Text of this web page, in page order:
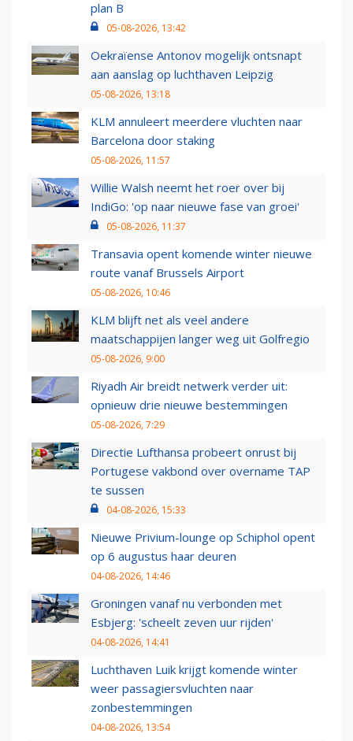
plan B
05-08-2026, 13:42
Oekraïense Antonov mogelijk ontsnapt
aan aanslag op luchthaven Leipzig
05-08-2026, 13:18
KLM annuleert meerdere vluchten naar
Barcelona door staking
05-08-2026, 11:57
Willie Walsh neemt het roer over bij
IndiGo: 'op naar nieuwe fase van groei'
05-08-2026, 11:37
Transavia opent komende winter nieuwe
route vanaf Brussels Airport
05-08-2026, 10:46
KLM blijft net als veel andere
maatschappijen langer weg uit Golfregio
05-08-2026, 9:00
Riyadh Air breidt netwerk verder uit:
opnieuw drie nieuwe bestemmingen
05-08-2026, 7:29
Directie Lufthansa probeert onrust bij
Portugese vakbond over overname TAP
te sussen
04-08-2026, 15:33
Nieuwe Privium-lounge op Schiphol opent
op 6 augustus haar deuren
04-08-2026, 14:46
Groningen vanaf nu verbonden met
Esbjerg: 'scheelt zeven uur rijden'
04-08-2026, 14:41
Luchthaven Luik krijgt komende winter
weer passagiersvluchten naar
zonbestemmingen
04-08-2026, 13:54